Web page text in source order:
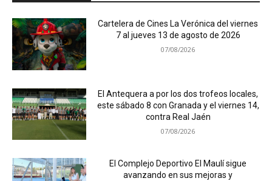
Cartelera de Cines La Verónica del viernes
7 al jueves 13 de agosto de 2026
07/08/2026
El Antequera a por los dos trofeos locales,
este sábado 8 con Granada y el viernes 14,
contra Real Jaén
07/08/2026
El Complejo Deportivo El Maulí sigue
avanzando en sus mejoras y